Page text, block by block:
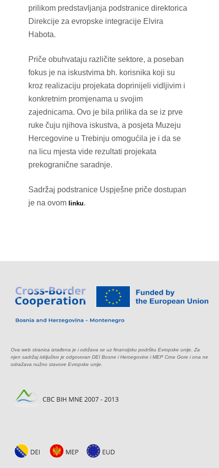
prilikom predstavljanja podstranice direktorica
Direkcije za evropske integracije Elvira
Habota.
Priče obuhvataju različite sektore, a poseban
fokus je na iskustvima bh. korisnika koji su
kroz realizaciju projekata doprinijeli vidljivim i
konkretnim promjenama u svojim
zajednicama. Ovo je bila prilika da se iz prve
ruke čuju njihova iskustva, a posjeta Muzeju
Hercegovine u Trebinju omogućila je i da se
na licu mjesta vide rezultati projekata
prekogranične saradnje.
Sadržaj podstranice Uspješne priče dostupan
je na ovom linku.
Ova web stranica izrađena je i održava se uz finansijsku podršku Evropske unije. Za
njen sadržaj isključivo je odgovoran DEI Bosne i Hercegovine i MEP Crne Gore i ona ne
odražava nužno stavove Evropske unije.